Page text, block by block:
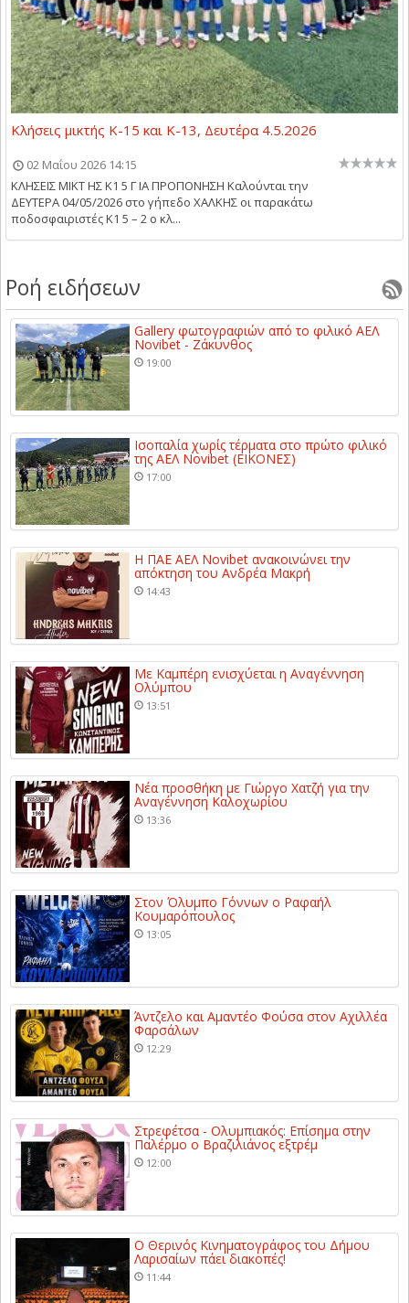
Κλήσεις μικτής Κ-15 και Κ-13, Δευτέρα 4.5.2026
02 Μαΐου 2026 14:15
ΚΛΗΣΕΙΣ ΜΙΚΤ ΗΣ Κ1 5 Γ ΙΑ ΠΡΟΠΟΝΗΣΗ Kαλούνται την
ΔΕΥΤΕΡΑ 04/05/2026 στο γήπεδο ΧΑΛΚΗΣ οι παρακάτω
ποδοσφαιριστές Κ1 5 – 2 ο κλ...
Ροή ειδήσεων
Gallery φωτογραφιών από το φιλικό ΑΕΛ
Novibet - Ζάκυνθος
19:00
Ισοπαλία χωρίς τέρματα στο πρώτο φιλικό
της ΑΕΛ Novibet (ΕΙΚΟΝΕΣ)
17:00
Η ΠΑΕ ΑΕΛ Novibet ανακοινώνει την
απόκτηση του Ανδρέα Μακρή
14:43
Με Καμπέρη ενισχύεται η Αναγέννηση
Ολύμπου
13:51
Νέα προσθήκη με Γιώργο Χατζή για την
Αναγέννηση Καλοχωρίου
13:36
Στον Όλυμπο Γόννων ο Ραφαήλ
Κουμαρόπουλος
13:05
Άντζελο και Αμαντέο Φούσα στον Αχιλλέα
Φαρσάλων
12:29
Στρεφέτσα - Ολυμπιακός: Επίσημα στην
Παλέρμο ο Βραζιλιάνος εξτρέμ
12:00
Ο Θερινός Κινηματογράφος του Δήμου
Λαρισαίων πάει διακοπές!
11:44